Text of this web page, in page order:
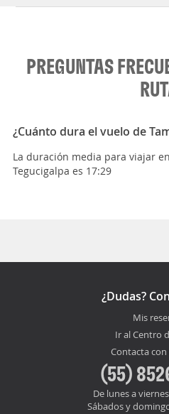
PREGUNTAS
¿Cuánto dura el vuelo de
La duración media para viajar
Tegucigalpa es 17:29
¿Dudas?
Mis
Ir al Centro
Contacta
(55)
De lunes a
Sábados y